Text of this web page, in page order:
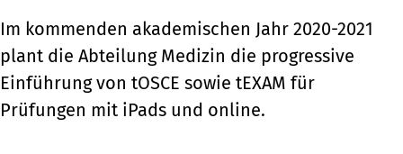
Im kommenden akademischen Jahr 2020-2021
plant die Abteilung Medizin die progressive
Einführung von tOSCE sowie tEXAM für
Prüfungen mit iPads und online.